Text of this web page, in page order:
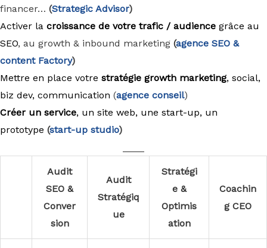
financer… (Strategic Advisor)
Activer la croissance de votre trafic / audience grâce au
SEO, au growth & inbound marketing (agence SEO &
content Factory)
Mettre en place votre stratégie growth marketing, social,
biz dev, communication (agence conseil)
Créer un service, un site web, une start-up, un
prototype (start-up studio)
Audit
SEO &
Conver
sion
Audit
Stratégiq
ue
Stratégi
e &
Optimis
ation
Coachin
g CEO